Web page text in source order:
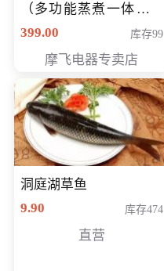
（多功能蒸煮一体锅）
（智能升降养生锅） 会
399.00 库存99
摩飞电器专卖店
洞庭湖草鱼
9.90
库存474
直营